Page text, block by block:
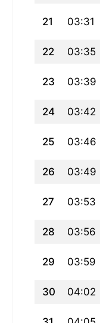
21 03:31
22 03:35
23 03:39
24 03:42
25 03:46
26 03:49
27 03:53
28 03:56
29 03:59
30 04:02